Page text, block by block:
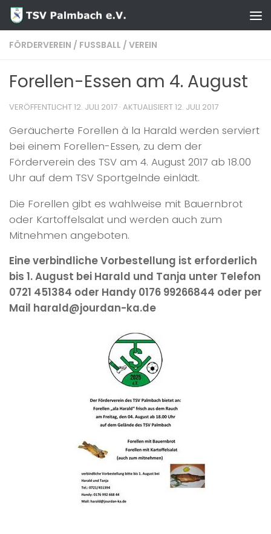
Zum Inhalt springen
FÖRDERVEREIN / FUSSBALL / VEREIN
Forellen-Essen am 4. August
VERÖFFENTLICHT12. JULI 2017 · AKTUALISIERT12. JULI 2017
Geräucherte Forellen à la Harald werden serviert
bei einem Forellen-Essen, zu dem der
Förderverein des TSV am 4. August 2017 ab 18.00
Uhr auf dem TSV Sportgelnde einlädt.
Die Forellen gibt es wahlweise mit Bauernbrot
oder Kartoffelsalat und werden auch zum
Mitnehmen angeboten.
Eine verbindliche Vorbestellung ist erforderlich
bis 1. August bei Harald und Tanja unter Telefon
0721 451384 oder Handy 0176 99266844 oder per
Mail harald@jourdan-ka.de